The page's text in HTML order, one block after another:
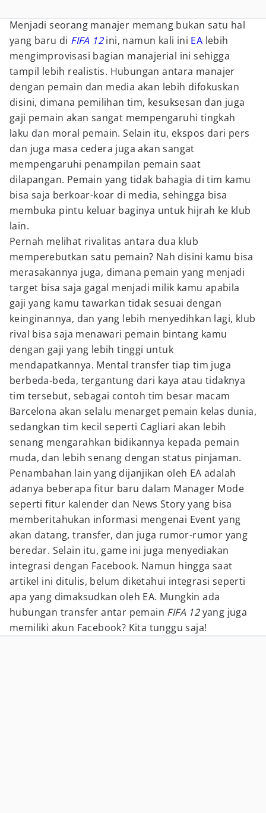
Menjadi seorang manajer memang bukan satu hal
yang baru di FIFA 12ini, namun kali ini EA lebih
mengimprovisasi bagian manajerial ini sehigga
tampil lebih realistis. Hubungan antara manajer
dengan pemain dan media akan lebih difokuskan
disini, dimana pemilihan tim, kesuksesan dan juga
gaji pemain akan sangat mempengaruhi tingkah
laku dan moral pemain. Selain itu, ekspos dari pers
dan juga masa cedera juga akan sangat
mempengaruhi penampilan pemain saat
dilapangan. Pemain yang tidak bahagia di tim kamu
bisa saja berkoar-koar di media, sehingga bisa
membuka pintu keluar baginya untuk hijrah ke klub
lain.
Pernah melihat rivalitas antara dua klub
memperebutkan satu pemain? Nah disini kamu bisa
merasakannya juga, dimana pemain yang menjadi
target bisa saja gagal menjadi milik kamu apabila
gaji yang kamu tawarkan tidak sesuai dengan
keinginannya, dan yang lebih menyedihkan lagi, klub
rival bisa saja menawari pemain bintang kamu
dengan gaji yang lebih tinggi untuk
mendapatkannya. Mental transfer tiap tim juga
berbeda-beda, tergantung dari kaya atau tidaknya
tim tersebut, sebagai contoh tim besar macam
Barcelona akan selalu menarget pemain kelas dunia,
sedangkan tim kecil seperti Cagliari akan lebih
senang mengarahkan bidikannya kepada pemain
muda, dan lebih senang dengan status pinjaman.
Penambahan lain yang dijanjikan oleh EA adalah
adanya beberapa fitur baru dalam Manager Mode
seperti fitur kalender dan News Story yang bisa
memberitahukan informasi mengenai Event yang
akan datang, transfer, dan juga rumor-rumor yang
beredar. Selain itu, game ini juga menyediakan
integrasi dengan Facebook. Namun hingga saat
artikel ini ditulis, belum diketahui integrasi seperti
apa yang dimaksudkan oleh EA. Mungkin ada
hubungan transfer antar pemain FIFA 12yang juga
memiliki akun Facebook? Kita tunggu saja!